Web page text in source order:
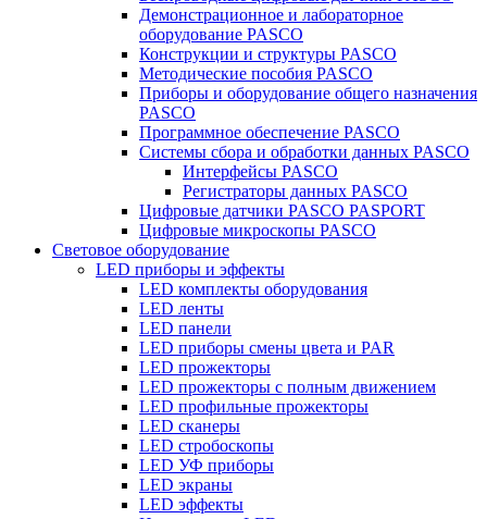
Демонстрационное и лабораторное
оборудование PASCO
Конструкции и структуры PASCO
Методические пособия PASCO
Приборы и оборудование общего назначения
PASCO
Программное обеспечение PASCO
Системы сбора и обработки данных PASCO
Интерфейсы PASCO
Регистраторы данных PASCO
Цифровые датчики PASCO PASPORT
Цифровые микроскопы PASCO
Световое оборудование
LED приборы и эффекты
LED комплекты оборудования
LED ленты
LED панели
LED приборы смены цвета и PAR
LED прожекторы
LED прожекторы с полным движением
LED профильные прожекторы
LED сканеры
LED стробоскопы
LED УФ приборы
LED экраны
LED эффекты